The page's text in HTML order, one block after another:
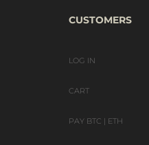
CUSTOMERS
LOG IN
CART
PAY BTC | ETH